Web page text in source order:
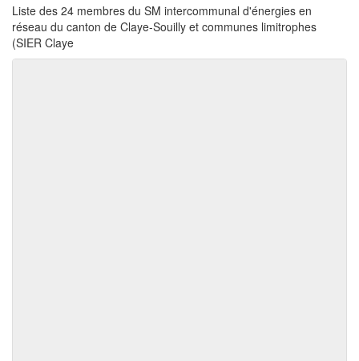
Liste des 24 membres du SM intercommunal d'énergies en
réseau du canton de Claye-Souilly et communes limitrophes
(SIER Claye